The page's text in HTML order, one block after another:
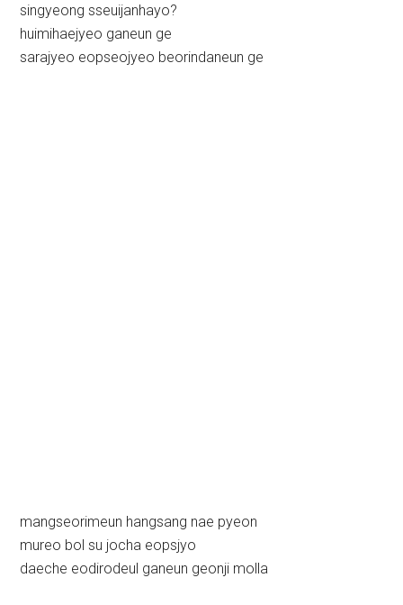
singyeong sseuijanhayo?
huimihaejyeo ganeun ge
sarajyeo eopseojyeo beorindaneun ge
mangseorimeun hangsang nae pyeon
mureo bol su jocha eopsjyo
daeche eodirodeul ganeun geonji molla